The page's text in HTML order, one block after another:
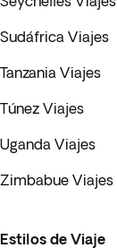
Sudáfrica Viajes
Tanzania Viajes
Túnez Viajes
Uganda Viajes
Zimbabue Viajes
Estilos de Viaje